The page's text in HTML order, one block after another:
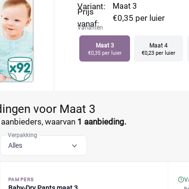
Variant:
Prijs
vanaf:
Maat 3
€0,35 per luier
Varianten
Maat 3
€0,35 per luier
Maat 4
€0,23 per luier
voor Maat 3
waarvan 1 aanbieding.
Verpakking
Alles
PAMPERS